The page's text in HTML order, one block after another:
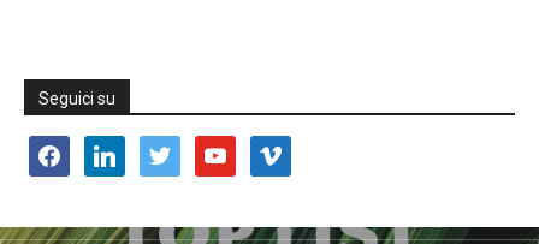
Seguici su
facebooklinkedin twitter youtube vimeo